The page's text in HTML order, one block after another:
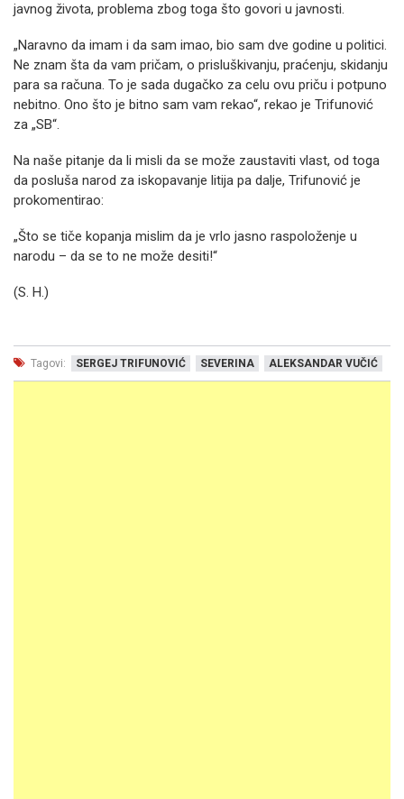
javnog života, problema zbog toga što govori u javnosti.
„Naravno da imam i da sam imao, bio sam dve godine u politici.
Ne znam šta da vam pričam, o prisluškivanju, praćenju, skidanju
para sa računa. To je sada dugačko za celu ovu priču i potpuno
nebitno. Ono što je bitno sam vam rekao“, rekao je Trifunović
za „SB“.
Na naše pitanje da li misli da se može zaustaviti vlast, od toga
da posluša narod za iskopavanje litija pa dalje, Trifunović je
prokomentirao:
„Što se tiče kopanja mislim da je vrlo jasno raspoloženje u
narodu – da se to ne može desiti!“
(S. H.)
Tagovi: SERGEJ TRIFUNOVIĆ SEVERINA ALEKSANDAR VUČIĆ